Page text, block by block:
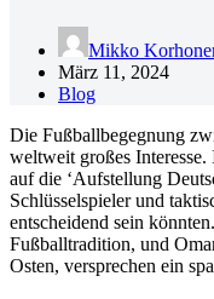
Mikko
März 11, 2024
Blog
Die Fußballbegegnung
weltweit großes
auf die ‘Aufstellung
Schlüsselspieler und
entscheidend sein
Fußballtradition, und
Osten, versprechen ein